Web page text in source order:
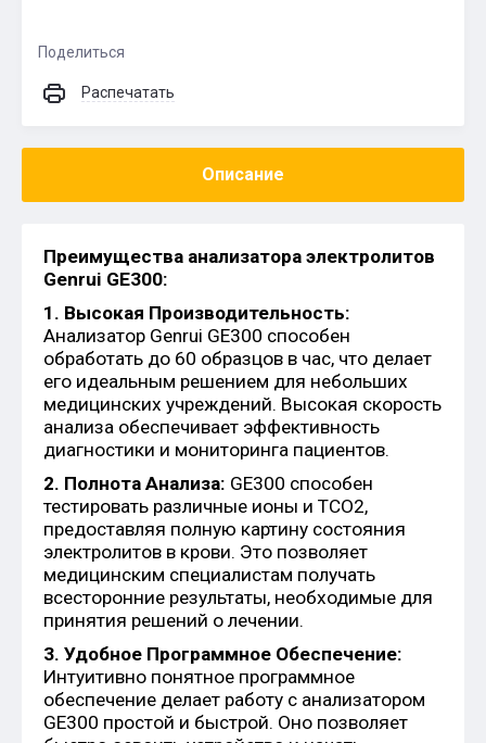
Поделиться
Распечатать
Описание
Преимущества анализатора электролитов
Genrui GE300:
1. Высокая Производительность:
Анализатор Genrui GE300 способен
обработать до 60 образцов в час, что делает
его идеальным решением для небольших
медицинских учреждений. Высокая скорость
анализа обеспечивает эффективность
диагностики и мониторинга пациентов.
2. Полнота Анализа: GE300 способен
тестировать различные ионы и TCO2,
предоставляя полную картину состояния
электролитов в крови. Это позволяет
медицинским специалистам получать
всесторонние результаты, необходимые для
принятия решений о лечении.
3. Удобное Программное Обеспечение:
Интуитивно понятное программное
обеспечение делает работу с анализатором
GE300 простой и быстрой. Оно позволяет